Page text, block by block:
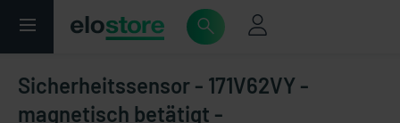
Sicherheitssensor - 171V62VY -
magnetisch betätigt -